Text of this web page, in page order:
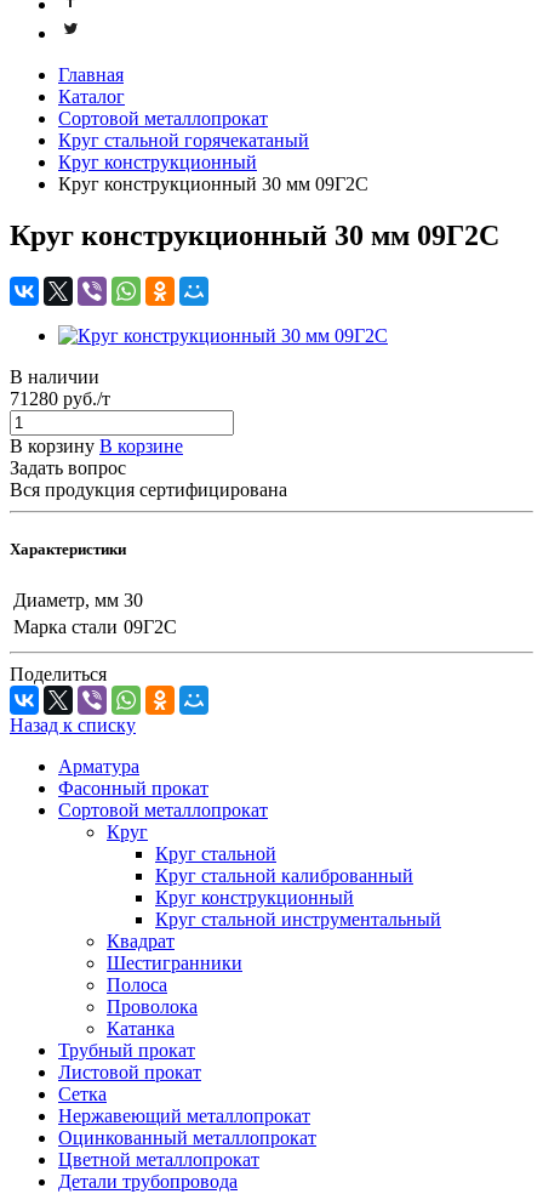
Главная
Каталог
Сортовой металлопрокат
Круг стальной горячекатаный
Круг конструкционный
Круг конструкционный 30 мм 09Г2С
Круг конструкционный 30 мм 09Г2С
В наличии
71280 руб./т
В корзину В корзине
Задать вопрос
Вся продукция сертифицирована
Характеристики
Диаметр, мм 30
Марка стали 09Г2С
Поделиться
Назад к списку
Арматура
Фасонный прокат
Сортовой металлопрокат
Круг
Круг стальной
Круг стальной калиброванный
Круг конструкционный
Круг стальной инструментальный
Квадрат
Шестигранники
Полоса
Проволока
Катанка
Трубный прокат
Листовой прокат
Сетка
Нержавеющий металлопрокат
Оцинкованный металлопрокат
Цветной металлопрокат
Детали трубопровода